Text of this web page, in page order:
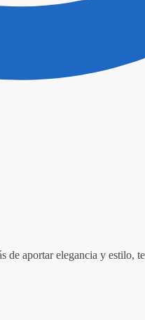
aportar elegancia y estilo,